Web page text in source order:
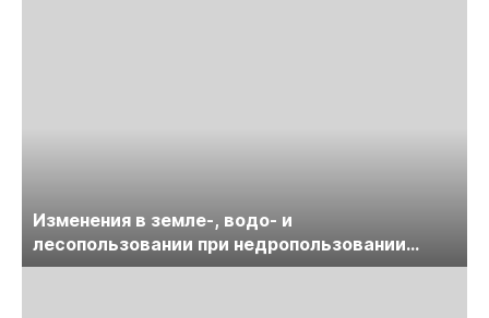
Изменения в земле-, водо- и
лесопользовании при недропользовании
обсудят на семинаре «ПравоТЭК»